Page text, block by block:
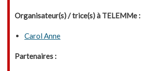
Organisateur(s) / trice(s) à TELEMMe :
Carol Anne
Partenaires :